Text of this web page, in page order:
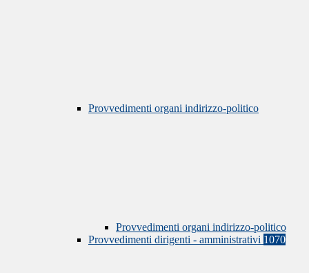
Provvedimenti organi indirizzo-politico
Provvedimenti organi indirizzo-politico
Provvedimenti dirigenti - amministrativi 1070